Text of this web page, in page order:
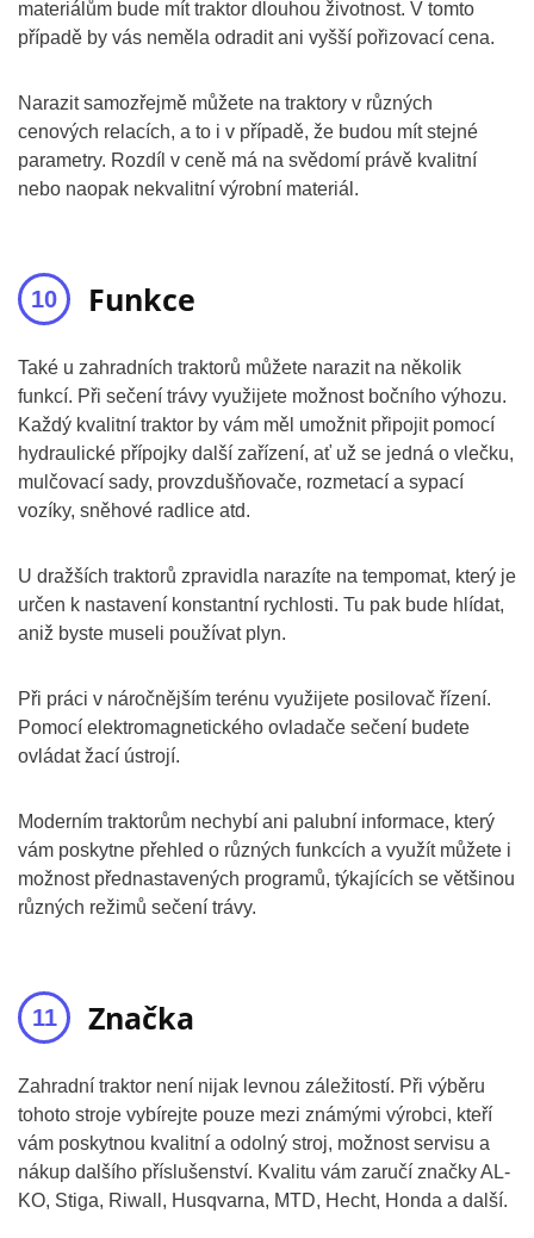
materiálům bude mít traktor dlouhou životnost. V tomto
případě by vás neměla odradit ani vyšší pořizovací cena.
Narazit samozřejmě můžete na traktory v různých
cenových relacích, a to i v případě, že budou mít stejné
parametry. Rozdíl v ceně má na svědomí právě kvalitní
nebo naopak nekvalitní výrobní materiál.
Funkce
Také u zahradních traktorů můžete narazit na několik
funkcí. Při sečení trávy využijete možnost bočního výhozu.
Každý kvalitní traktor by vám měl umožnit připojit pomocí
hydraulické přípojky další zařízení, ať už se jedná o vlečku,
mulčovací sady, provzdušňovače, rozmetací a sypací
vozíky, sněhové radlice atd.
U dražších traktorů zpravidla narazíte na tempomat, který je
určen k nastavení konstantní rychlosti. Tu pak bude hlídat,
aniž byste museli používat plyn.
Při práci v náročnějším terénu využijete posilovač řízení.
Pomocí elektromagnetického ovladače sečení budete
ovládat žací ústrojí.
Moderním traktorům nechybí ani palubní informace, který
vám poskytne přehled o různých funkcích a využít můžete i
možnost přednastavených programů, týkajících se většinou
různých režimů sečení trávy.
Značka
Zahradní traktor není nijak levnou záležitostí. Při výběru
tohoto stroje vybírejte pouze mezi známými výrobci, kteří
vám poskytnou kvalitní a odolný stroj, možnost servisu a
nákup dalšího příslušenství. Kvalitu vám zaručí značky AL-
KO, Stiga, Riwall, Husqvarna, MTD, Hecht, Honda a další.